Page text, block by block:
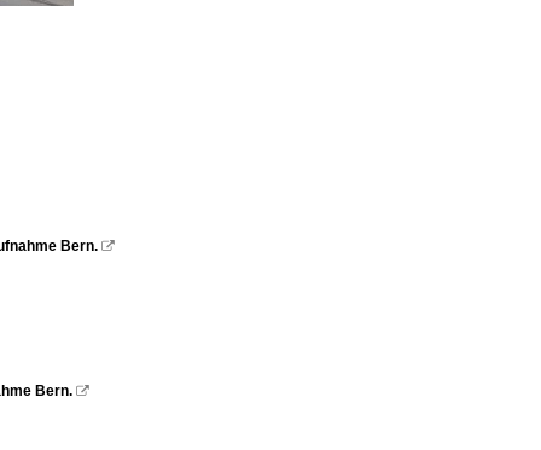
Bern. 
Bern. 